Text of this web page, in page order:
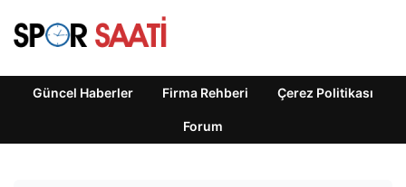
Güncel Haberler Firma Rehberi Çerez Politikası
Forum